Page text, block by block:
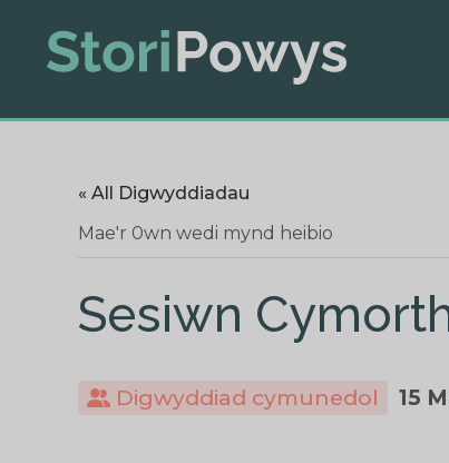
« All Digwyddiadau
Mae'r 0wn wedi mynd heibio
Sesiwn
Digwyddiad cymunedol 15